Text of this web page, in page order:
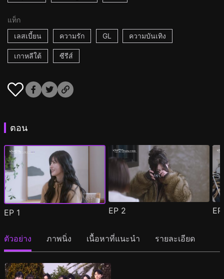
แท็ก
เลสเบี้ยน
ความรัก GL ความบันเทิง
เกาหลีใต้ ซีรีส์
ตอน
EP 1 EP 2
ตัวอย่าง ภาพนิ่ง เนื้อหาที่แนะนำ รายละเอียด